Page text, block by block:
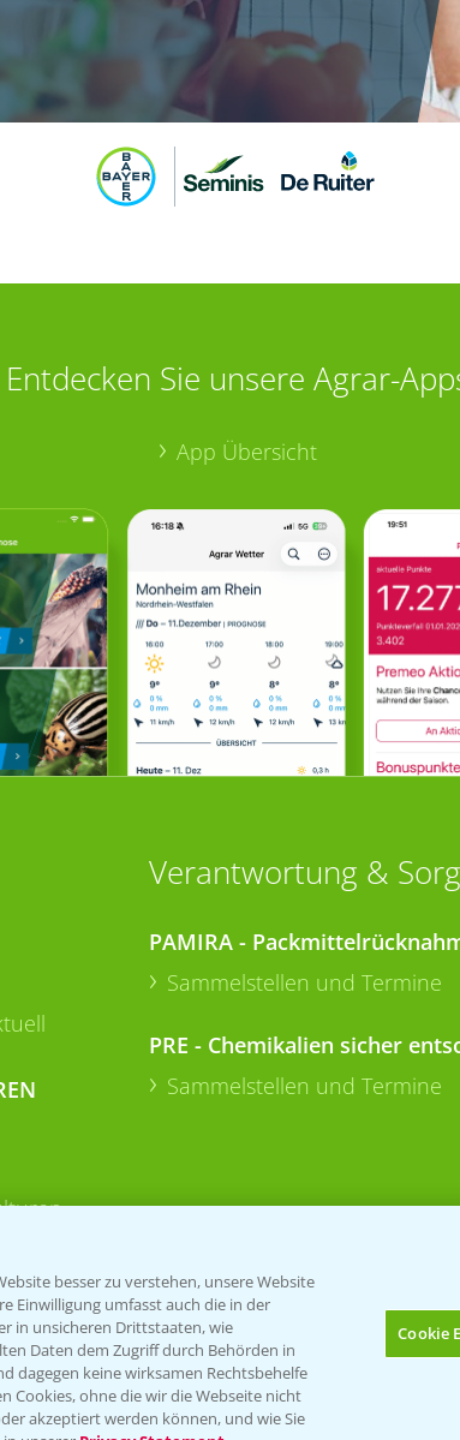
Entdecken Sie unsere Agrar-
App Übersicht
Verantwortung &
PAMIRA -
Sammelstellen und Termine
PRE - Chemikalien sicher
Sammelstellen und Termine
Folgen Sie uns
besser zu verstehen, unsere Website
Einwilligung umfasst auch die in der
in unsicheren Drittstaaten, wie
Daten dem Zugriff durch Behörden in
dagegen keine wirksamen Rechtsbehelfe
ohne die wir die Webseite nicht
akzeptiert werden können, und wie Sie
Cookie